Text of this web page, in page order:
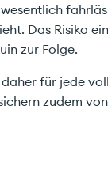
Das Risiko
zur Folge.
für jede
zudem